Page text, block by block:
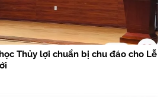
Thủy lợi chuẩn bị chu đáo cho Lễ